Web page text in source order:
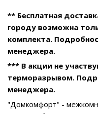
** Бесплатная
городу возможна
комплекта.
менеджера.
*** В акции не
терморазрывом.
менеджера.
"Домкомфорт" -